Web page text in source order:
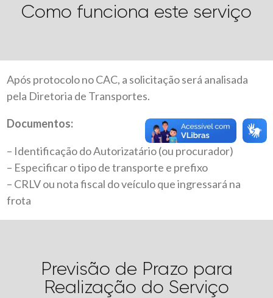
Como funciona este serviço
Após protocolo no CAC, a solicitação será analisada
pela Diretoria de Transportes.
Documentos:
– Identificação do Autorizatário (ou procurador)
– Especificar o tipo de transporte e prefixo
– CRLV ou nota fiscal do veículo que ingressará na
frota
Previsão de Prazo para
Realização do Serviço